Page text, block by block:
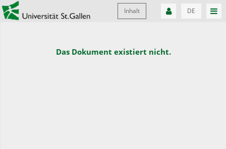
Inhalt DE
Das Dokument existiert nicht.